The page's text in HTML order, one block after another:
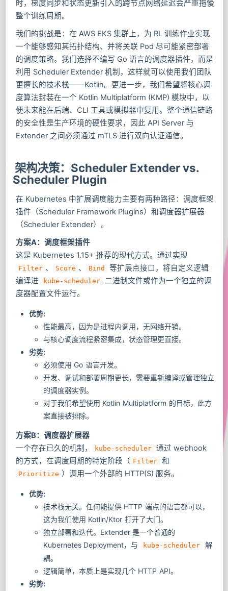
时，梯度同步和状态更新引入的跨节点网络延迟会严重拖慢
整个训练周期。
我们的挑战是：在 AWS EKS 集群上，为 RL 训练作业实现
一个能够感知其拓扑结构、并将关联 Pod 尽可能紧密部署
的调度策略。我们选择不编写 Go 语言的调度器插件，而是
利用 Scheduler Extender 机制，这样就可以使用我们团队
更擅长的技术栈——Kotlin。更进一步，我们希望将核心调
度算法封装在一个 Kotlin Multiplatform (KMP) 模块中，以
便未来能在后端、CLI 工具或模拟器中复用。整个通信链路
的安全性是生产环境的硬性要求，因此 API Server 与
Extender 之间必须通过 mTLS 进行双向认证通信。
架构决策：Scheduler Extender vs.
Scheduler Plugin
在 Kubernetes 中扩展调度能力主要有两种路径：调度框架
插件（Scheduler Framework Plugins）和调度器扩展器
（Scheduler Extender）。
方案A：调度框架插件
这是 Kubernetes 1.15+ 推荐的现代方式。通过实现
Filter 、 Score 、 Bind
等扩展点接口，将自定义逻辑
编译进
kube-scheduler
二进制文件或作为一个独立的调
度器配置文件运行。
优势:
性能最高，因为是进程内调用，无网络开销。
与核心调度流程紧密集成，状态管理更直接。
劣势:
必须使用 Go 语言开发。
开发、调试和部署周期更长，需要重新编译或管理独立
的调度器实例。
对于我们希望使用 Kotlin Multiplatform 的目标，此方
案直接被排除。
方案B：调度器扩展器
一个存在已久的机制，
kube-scheduler
通过 webhook
的方式，在调度周期的特定阶段（ Filter 和
Prioritize ）调用一个外部的 HTTP(S) 服务。
优势:
技术栈无关。任何能提供 HTTP 端点的语言都可以，
这为我们使用 Kotlin/Ktor 打开了大门。
独立部署和迭代。Extender 是一个普通的
Kubernetes Deployment，与
kube-scheduler
解
耦。
逻辑简单，本质上是实现几个 HTTP API。
劣势: